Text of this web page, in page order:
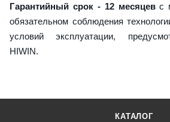
Гарантийный срок - 12 месяцевс
обязательном соблюдения
условий эксплуатации,
HIWIN.
КАТАЛОГ